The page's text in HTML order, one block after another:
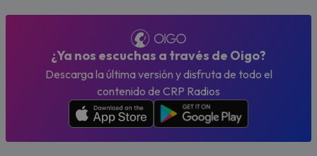
¿Ya nos escuchas a través de Oigo?
Descarga la última versión y disfruta de todo el
contenido de CRP Radios